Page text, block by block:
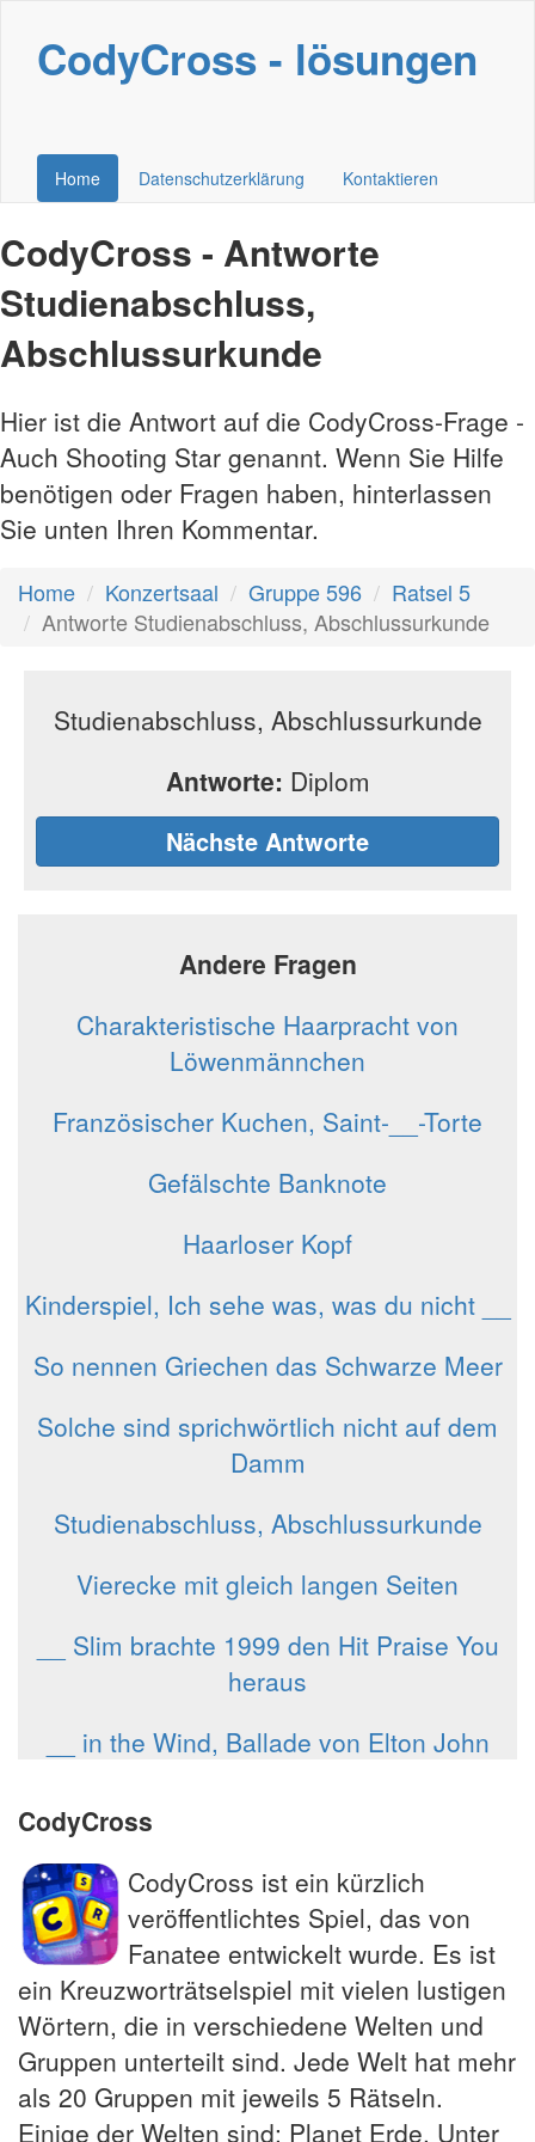
CodyCross - lösungen
Home Datenschutzerklärung Kontaktieren
CodyCross - Antworte
Studienabschluss,
Abschlussurkunde
Hier ist die Antwort auf die CodyCross-Frage -
Auch Shooting Star genannt. Wenn Sie Hilfe
benötigen oder Fragen haben, hinterlassen
Sie unten Ihren Kommentar.
Home Konzertsaal Gruppe 596
Ratsel 5
Antworte Studienabschluss, Abschlussurkunde
Studienabschluss, Abschlussurkunde
Antworte: Diplom
Nächste Antworte
Andere Fragen
Charakteristische Haarpracht von
Löwenmännchen
Französischer Kuchen, Saint-__-Torte
Gefälschte Banknote
Haarloser Kopf
Kinderspiel, Ich sehe was, was du nicht __
So nennen Griechen das Schwarze Meer
Solche sind sprichwörtlich nicht auf dem
Damm
Studienabschluss, Abschlussurkunde
Vierecke mit gleich langen Seiten
__ Slim brachte 1999 den Hit Praise You
heraus
__ in the Wind, Ballade von Elton John
CodyCross
CodyCross ist ein kürzlich
veröffentlichtes Spiel, das von
Fanatee entwickelt wurde. Es ist
ein Kreuzworträtselspiel mit vielen lustigen
Wörtern, die in verschiedene Welten und
Gruppen unterteilt sind. Jede Welt hat mehr
als 20 Gruppen mit jeweils 5 Rätseln.
Einige der Welten sind: Planet Erde, Unter